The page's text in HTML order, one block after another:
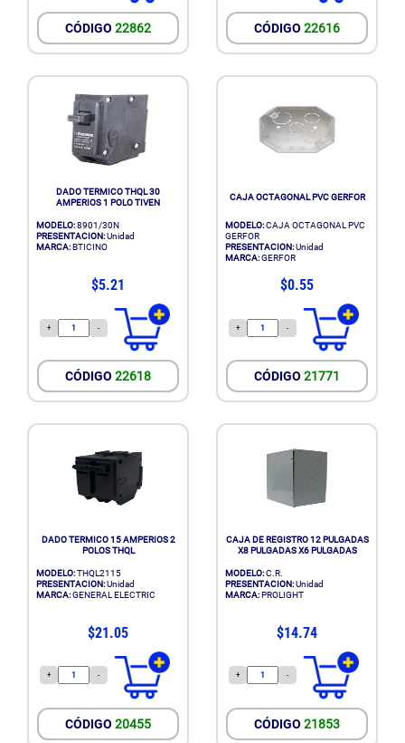
CÓDIGO 22862 CÓDIGO 22616
DADO TERMICO THQL 30
AMPERIOS 1 POLO TIVEN
MODELO:8901/30N
PRESENTACION:Unidad
MARCA:BTICINO
$5.21
+ -
CÓDIGO 22618
CAJA OCTAGONAL PVC GERFOR
MODELO:CAJA OCTAGONAL PVC
GERFOR
PRESENTACION:Unidad
MARCA:GERFOR
$0.55
+ -
CÓDIGO 21771
DADO TERMICO 15 AMPERIOS 2
POLOS THQL
MODELO:THQL2115
PRESENTACION:Unidad
MARCA:GENERAL ELECTRIC
$21.05
+ -
CÓDIGO 20455
CAJA DE REGISTRO 12 PULGADAS
X8 PULGADAS X6 PULGADAS
MODELO:C.R.
PRESENTACION:Unidad
MARCA:PROLIGHT
$14.74
+ -
CÓDIGO 21853